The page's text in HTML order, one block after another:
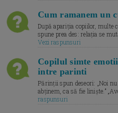
Cum ramanem un
După apariția copiilor, multe
spune prea des: relația se
Vezi raspunsuri
Copilul simte
intre parinti
Părinții spun deseori: „Noi
abținem, ca să fie liniște.”
raspunsuri